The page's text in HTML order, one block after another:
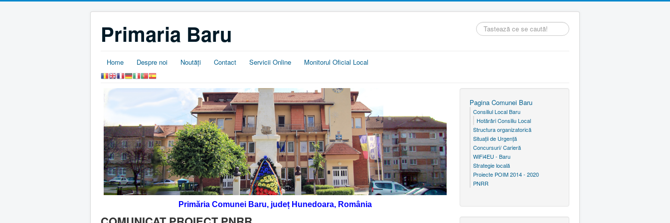
Primaria Baru
Căutare
...
Home Despre noi Noutăţi Contact Servicii Online Monitorul Oficial Local
Primăria Comunei Baru, județ Hunedoara, România
Pagina Comunei Baru
Consiliul Local Baru
Hotărâri Consiliu Local
Structura organizatorică
Situaţii de Urgenţă
Concursuri/ Carieră
WiFi4EU - Baru
Strategie locală
Proiecte POIM 2014 - 2020
PNRR